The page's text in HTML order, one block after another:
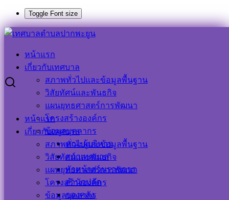
Toggle Font size
Skip
หน้าแรก
เกี่ยวกับเทศบาล
สภาพทั่วไปและข้อมูลพื้นฐาน
วิสัยทัศน์และพันธกิจ
แผนยุทธศาสตร์การพัฒนา
โครงสร้างองค์กร
ข้อมูลบุคลากร
คณะผู้บริหาร
สภาเทศบาล
หัวหน้าส่วนราชการ
สำนักปลัด
กองคลัง
หน้าแรก
เกี่ยวกับเทศบาล
สภาพทั่วไปและข้อมูลพื้นฐาน
วิสัยทัศน์และพันธกิจ
แผนยุทธศาสตร์การพัฒนา
โครงสร้างองค์กร
ข้อมูลบุคลากร
๖ มิ.ย.๖๖ ร่วมด้วยช่วยกันทำความสะอาดตลาด
๖ มิ.ย.๖๖ ร่วมด้วยช่วยกันทำความสะอาด
ตลาด
9 มิถุนายน 20239 มิถุนายน 2023
ประชาสัมพันธ์
เทศบาลตำบลปากพะยูน
ข่าวกิจกรรม